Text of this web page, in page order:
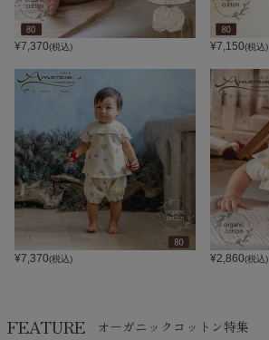
¥7,370(税込) ¥7,150(税込)
¥7,370(税込) ¥2,860(税込)
FEATURE オーガニックコットン特集